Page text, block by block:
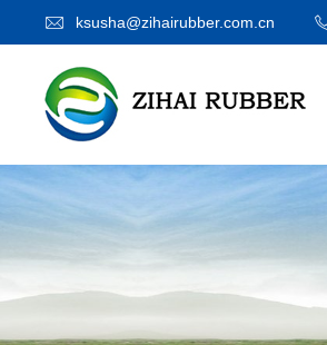
ksusha@zihairubber.com.cn